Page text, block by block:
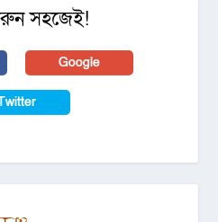
সহজেই!
Google